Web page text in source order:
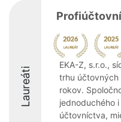
Laureáti
EKA-Z, s.r.o.,
trhu účtovných
rokov.
jednoduchého
účtovníctva,